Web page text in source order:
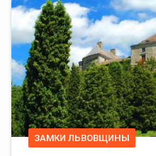
ЗАМКИ ЛЬВОВЩИНЫ